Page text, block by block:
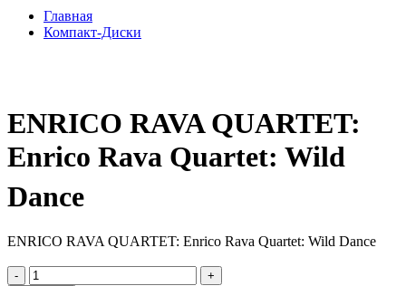
Главная
Компакт-Диски
ENRICO RAVA QUARTET:
Enrico Rava Quartet: Wild
Dance
ENRICO RAVA QUARTET: Enrico Rava Quartet: Wild Dance
-
+